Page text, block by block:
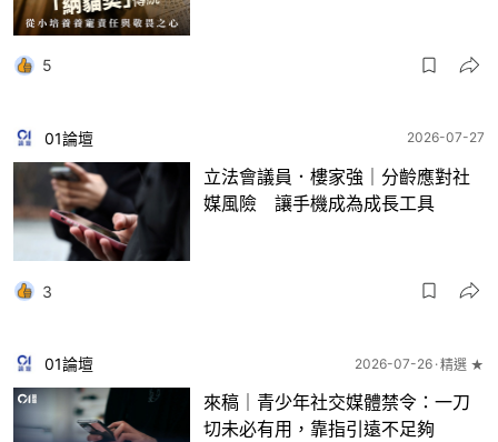
5
01論壇 2026-07-27
立法會議員．樓家強｜分齡應對社
媒風險 讓手機成為成長工具
3
01論壇 2026-07-26 精選 ★
來稿｜青少年社交媒體禁令：一刀
切未必有用，靠指引遠不足夠